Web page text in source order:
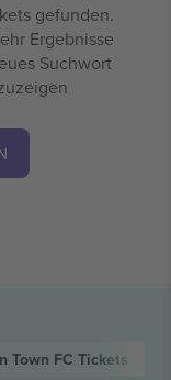
gefunden.
Ergebnisse
Suchwort
Town FC Tickets